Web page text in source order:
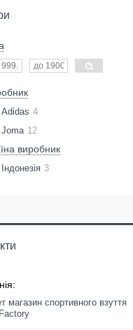
Adidas 4
Joma 12
виробник
Індонезія 3
магазин спортивного взуття